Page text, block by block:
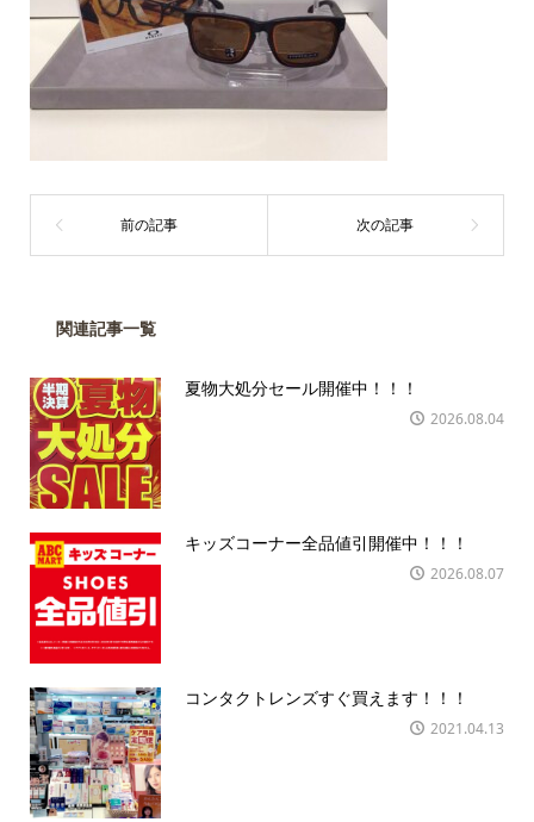
関連記事一覧
夏物大処分セール開催中！！！
2026.08.04
キッズコーナー全品値引開催中！！！
2026.08.07
コンタクトレンズすぐ買えます！！！
2021.04.13